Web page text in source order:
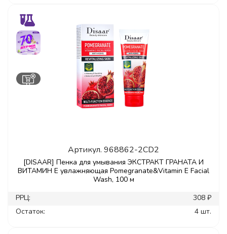
Артикул. 968862-2CD2
[DISAAR] Пенка для умывания ЭКСТРАКТ ГРАНАТА И
ВИТАМИН Е увлажняющая Pomegranate&Vitamin E Facial
Wash, 100 м
РРЦ:
308 ₽
Остаток:
4 шт.